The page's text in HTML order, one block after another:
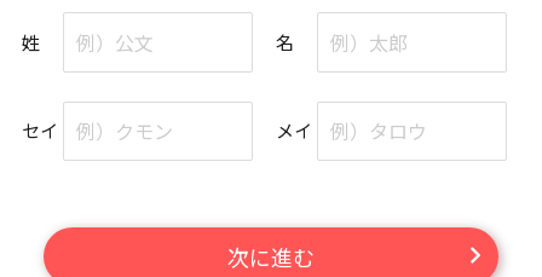
姓 名
セイ メイ
次に進む